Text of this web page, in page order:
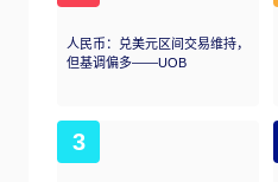
人民币：兑美元区间交易维持，
但基调偏多——UOB
3